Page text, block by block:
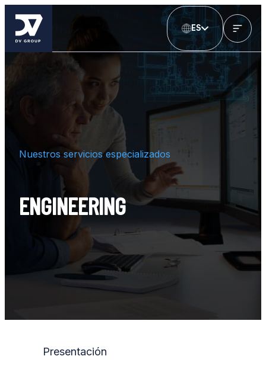
ES
Nuestros servicios especializados
ENGINEERING
Presentación